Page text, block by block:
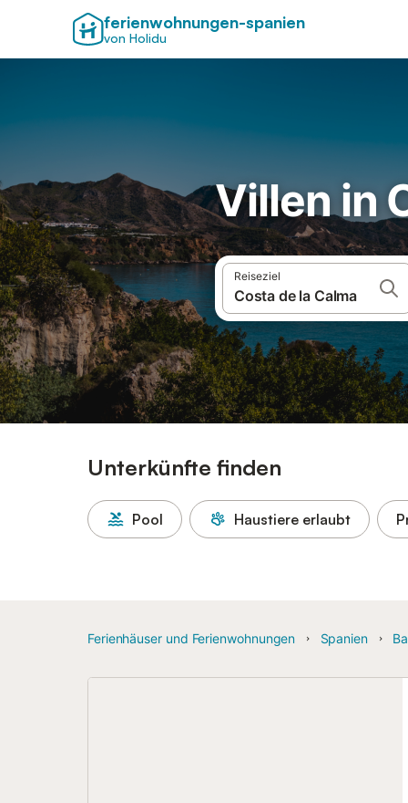
ferienwohnungen-spanien
von Holidu
Villen in
Reiseziel
Unterkünfte finden
Pool Haustiere erlaubt
Ferienhäuser und Ferienwohnungen Spanien